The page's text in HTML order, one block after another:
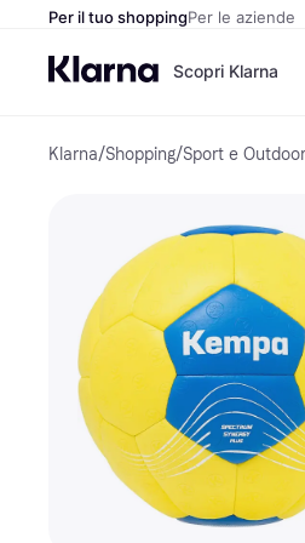
Per il tuo shoppingPer le aziende
Scopri Klarna
Klarna/Shopping/Sport e Outdoor